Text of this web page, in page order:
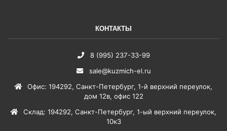
КОНТАКТЫ
8 (995) 237-33-99
sale@kuzmich-el.ru
Офис: 194292, Санкт-Петербург, 1-й верхний переулок,
дом 12в, офис 122
Склад: 194292, Санкт-Петербург, 1-ый верхний переулок,
10к3